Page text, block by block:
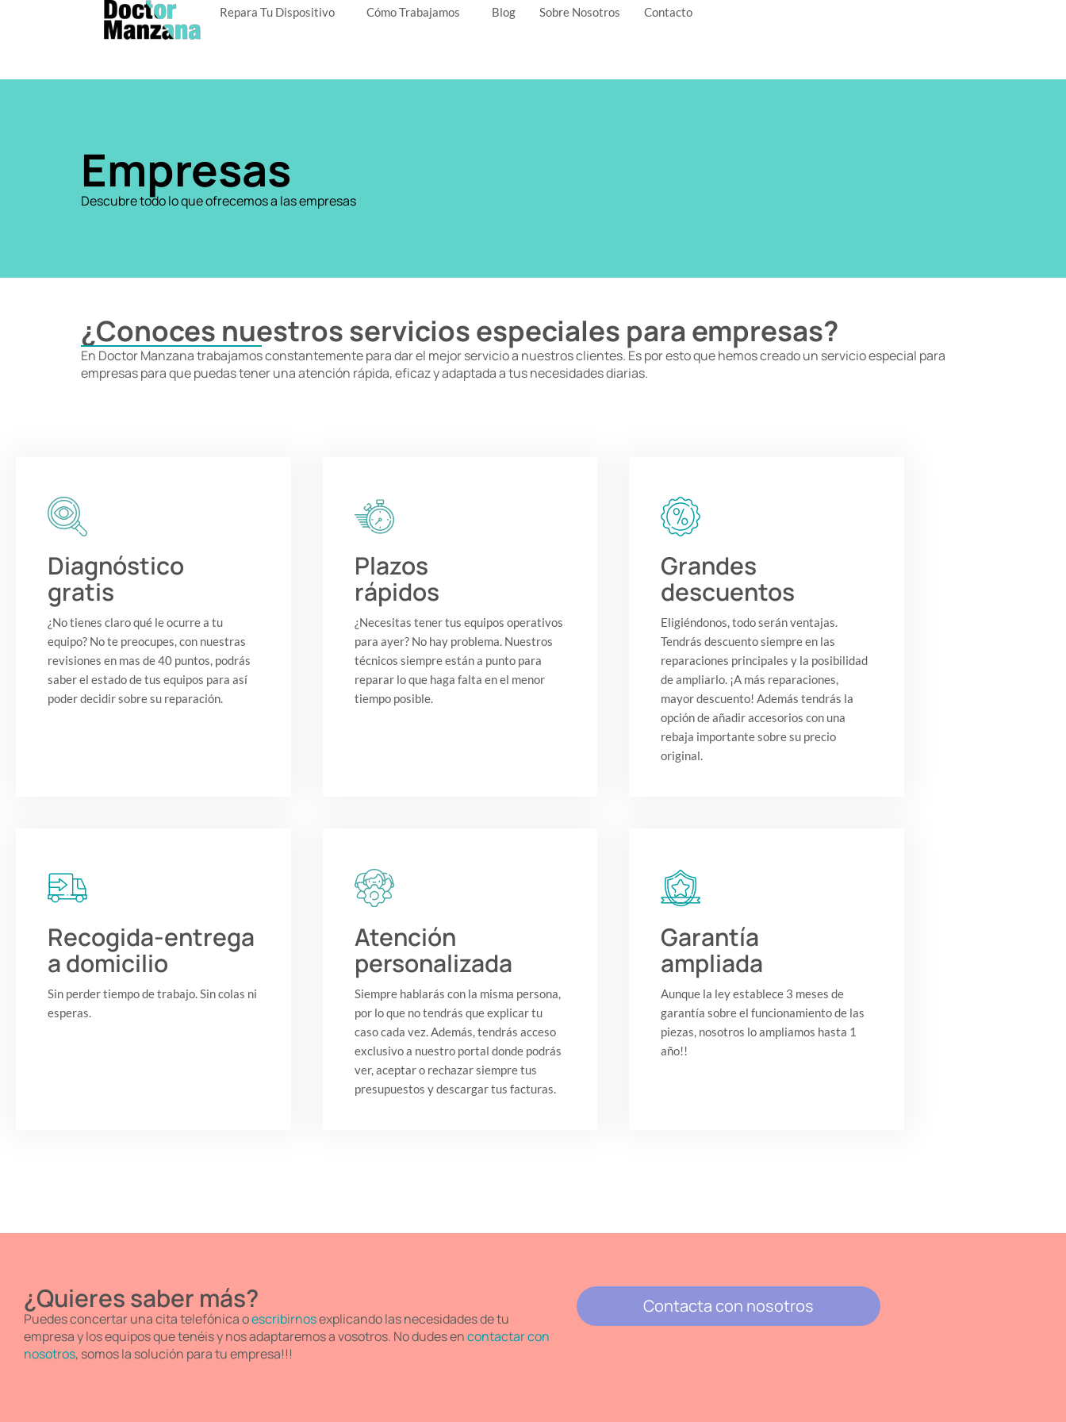
Repara Tu Dispositivo Cómo Trabajamos Blog Sobre Nosotros Contacto
Empresas
Descubre todo lo que ofrecemos a las empresas
¿Conoces nuestros servicios especiales para empresas?​
En Doctor Manzana trabajamos constantemente para dar el mejor servicio a nuestros clientes. Es por esto que hemos creado un servicio especial para
empresas para que puedas tener una atención rápida, eficaz y adaptada a tus necesidades diarias.
Diagnóstico
gratis
¿No tienes claro qué le ocurre a tu
equipo? No te preocupes, con nuestras
revisiones en mas de 40 puntos, podrás
saber el estado de tus equipos para así
poder decidir sobre su reparación.
Plazos
rápidos
¿Necesitas tener tus equipos operativos
para ayer? No hay problema. Nuestros
técnicos siempre están a punto para
reparar lo que haga falta en el menor
tiempo posible.
Grandes
descuentos
Eligiéndonos, todo serán ventajas.
Tendrás descuento siempre en las
reparaciones principales y la posibilidad
de ampliarlo. ¡A más reparaciones,
mayor descuento! Además tendrás la
opción de añadir accesorios con una
rebaja importante sobre su precio
original.
Recogida-entrega
a domicilio
Sin perder tiempo de trabajo. Sin colas ni
esperas.
Atención
personalizada
Siempre hablarás con la misma persona,
por lo que no tendrás que explicar tu
caso cada vez. Además, tendrás acceso
exclusivo a nuestro portal donde podrás
ver, aceptar o rechazar siempre tus
presupuestos y descargar tus facturas.
Garantía
ampliada
Aunque la ley establece 3 meses de
garantía sobre el funcionamiento de las
piezas, nosotros lo ampliamos hasta 1
año!!
¿Quieres saber más?
Puedes concertar una cita telefónica oescribirnosexplicando las necesidades de tu
empresa y los equipos que tenéis y nos adaptaremos a vosotros. No dudes encontactar con
nosotros, somos la solución para tu empresa!!!
Contacta con nosotros